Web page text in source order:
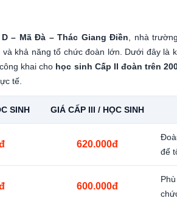
– Mã Đà – Thác Giang Điền, nhà
khả năng tổ chức đoàn lớn. Dưới đây là
khai cho học sinh Cấp II đoàn trên
tế.
SINH GIÁ CẤP III / HỌC SINH
620.000đ
để
600.000đ